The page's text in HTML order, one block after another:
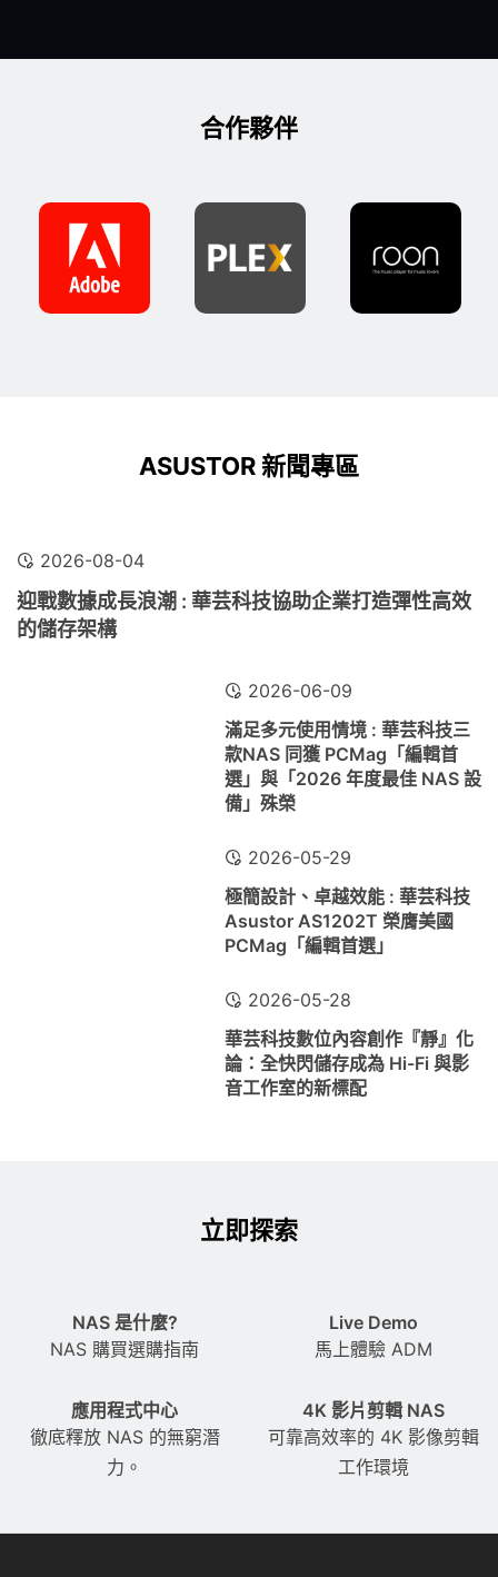
合作夥伴
ASUSTOR 新聞專區
2026-08-04
迎戰數據成長浪潮 : 華芸科技協助企業打造彈性高效
的儲存架構
2026-06-09
滿足多元使用情境 : 華芸科技三
款NAS 同獲 PCMag「編輯首
選」與「2026 年度最佳 NAS 設
備」殊榮
2026-05-29
極簡設計、卓越效能 : 華芸科技
Asustor AS1202T 榮膺美國
PCMag「編輯首選」
2026-05-28
華芸科技數位內容創作『靜』化
論：全快閃儲存成為 Hi-Fi 與影
音工作室的新標配
立即探索
NAS 是什麼?
NAS 購買選購指南
Live Demo
馬上體驗 ADM
應用程式中心
徹底釋放 NAS 的無窮潛
力。
4K 影片剪輯 NAS
可靠高效率的 4K 影像剪輯
工作環境